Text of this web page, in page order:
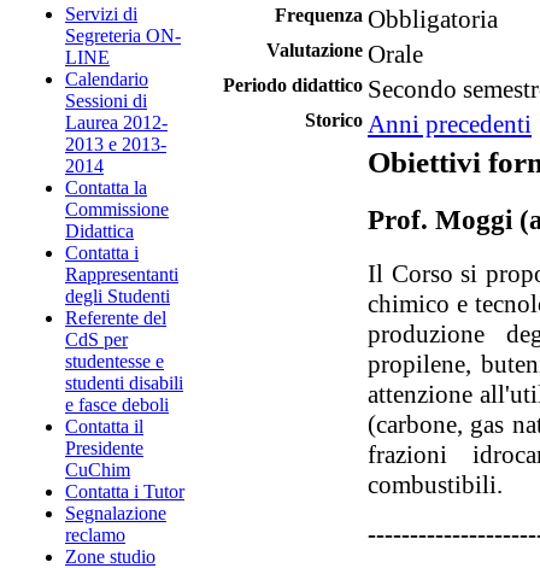
Servizi di
Segreteria ON-
LINE
Calendario
Sessioni di
Laurea 2012-
2013 e 2013-
2014
Contatta la
Commissione
Didattica
Contatta i
Rappresentanti
degli Studenti
Referente del
CdS per
studentesse e
studenti disabili
e fasce deboli
Contatta il
Presidente
CuChim
Contatta i Tutor
Segnalazione
reclamo
Zone studio
Frequenza Obbligatoria
Valutazione Orale
Periodo didattico Secondo
Storico Anni precedenti
Obiettivi
Prof. Moggi
Il Corso si
chimico e
produzione
propilene,
attenzione
(carbone, gas
frazioni
combustibili.